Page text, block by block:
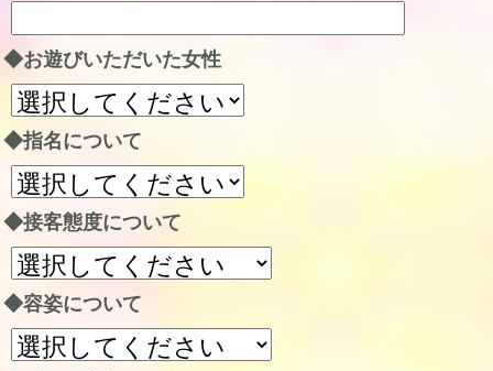
◆お遊びいただいた女性
◆指名について
◆接客態度について
◆容姿について